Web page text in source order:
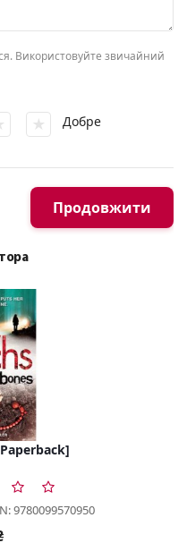
Використовуйте звичайний
Добре
Продовжити
9780099570950